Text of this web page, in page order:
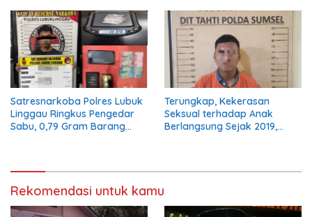
Satresnarkoba Polres Lubuk
Linggau Ringkus Pengedar
Sabu, 0,79 Gram Barang
Terungkap, Kekerasan
Seksual terhadap Anak
Berlangsung Sejak 2019,
Rekomendasi untuk kamu